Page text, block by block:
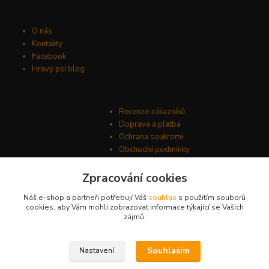
O nás
Kontakty
Facebook
Hravý psí blog
Recenze zákazníků
Doprava a platba
Ochrana soukromí
Obchodní podmínky
Zpracování cookies
Náš e-shop a partneři potřebují Váš souhlas s použitím souborů
cookies, aby Vám mohli zobrazovat informace týkající se Vašich
zájmů.
Nastavení Souhlasím